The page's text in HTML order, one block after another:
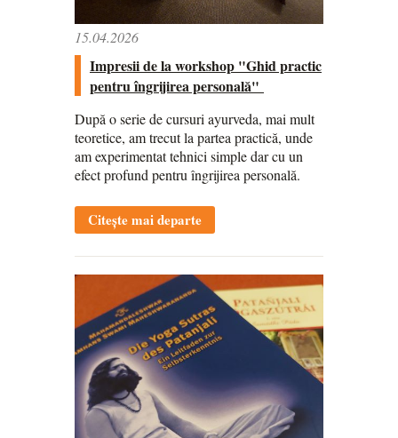
15.04.2026
Impresii de la workshop "Ghid practic
pentru îngrijirea personală"
După o serie de cursuri ayurveda, mai mult
teoretice, am trecut la partea practică, unde
am experimentat tehnici simple dar cu un
efect profund pentru îngrijirea personală.
Citește mai departe